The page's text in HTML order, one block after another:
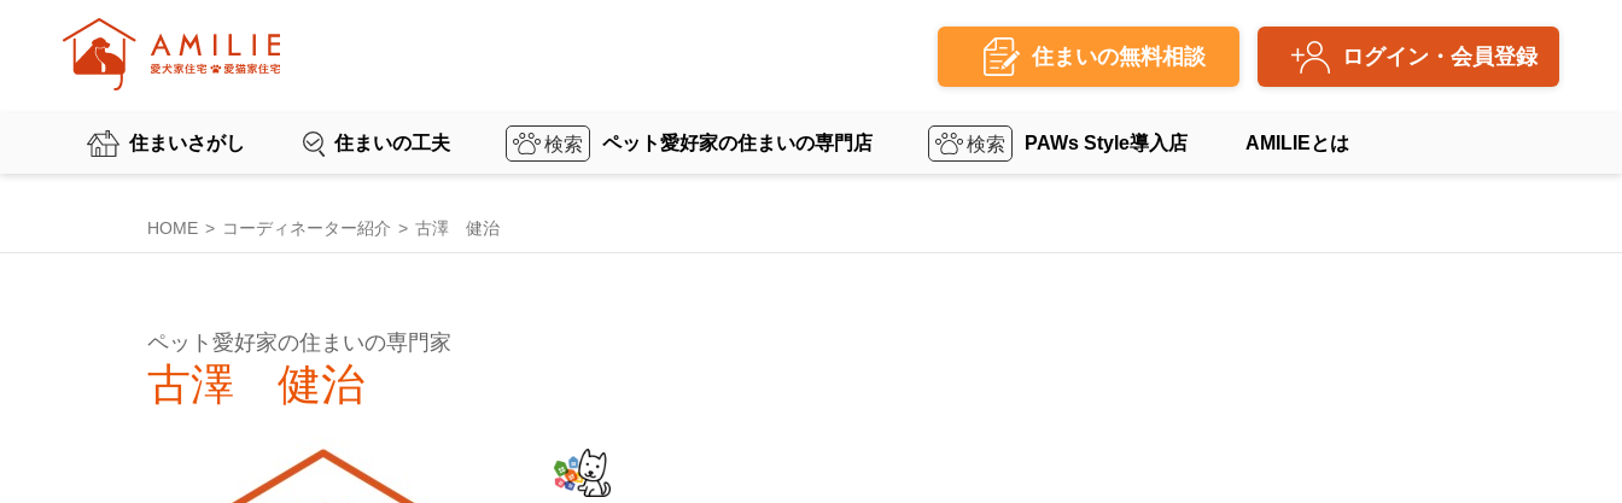
住まいの無料相談 ログイン・会員登録
住まいさがし 住まいの工夫 ペット愛好家の住まいの専門店 PAWs Style導入店 AMILIEとは
HOME コーディネーター紹介 古澤 健治
ペット愛好家の住まいの専門家
古澤 健治